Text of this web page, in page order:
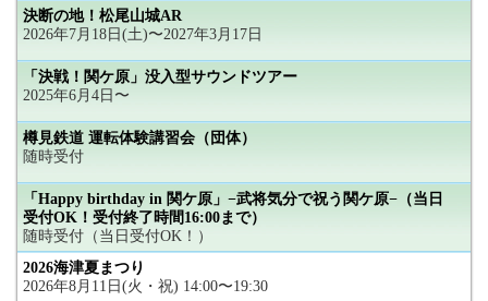
決断の地！松尾山城AR
2026年7月18日(土)〜2027年3月17日
「決戦！関ケ原」没入型サウンドツアー
2025年6月4日〜
樽見鉄道 運転体験講習会（団体）
随時受付
「Happy birthday in 関ケ原」−武将気分で祝う関ケ原−（当日
受付OK！受付終了時間16:00まで）
随時受付（当日受付OK！）
2026海津夏まつり
2026年8月11日(火・祝) 14:00〜19:30